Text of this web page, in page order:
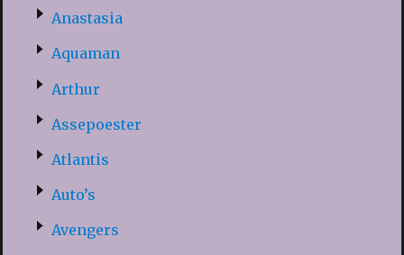
Anastasia
Aquaman
Arthur
Assepoester
Atlantis
Auto’s
Avengers